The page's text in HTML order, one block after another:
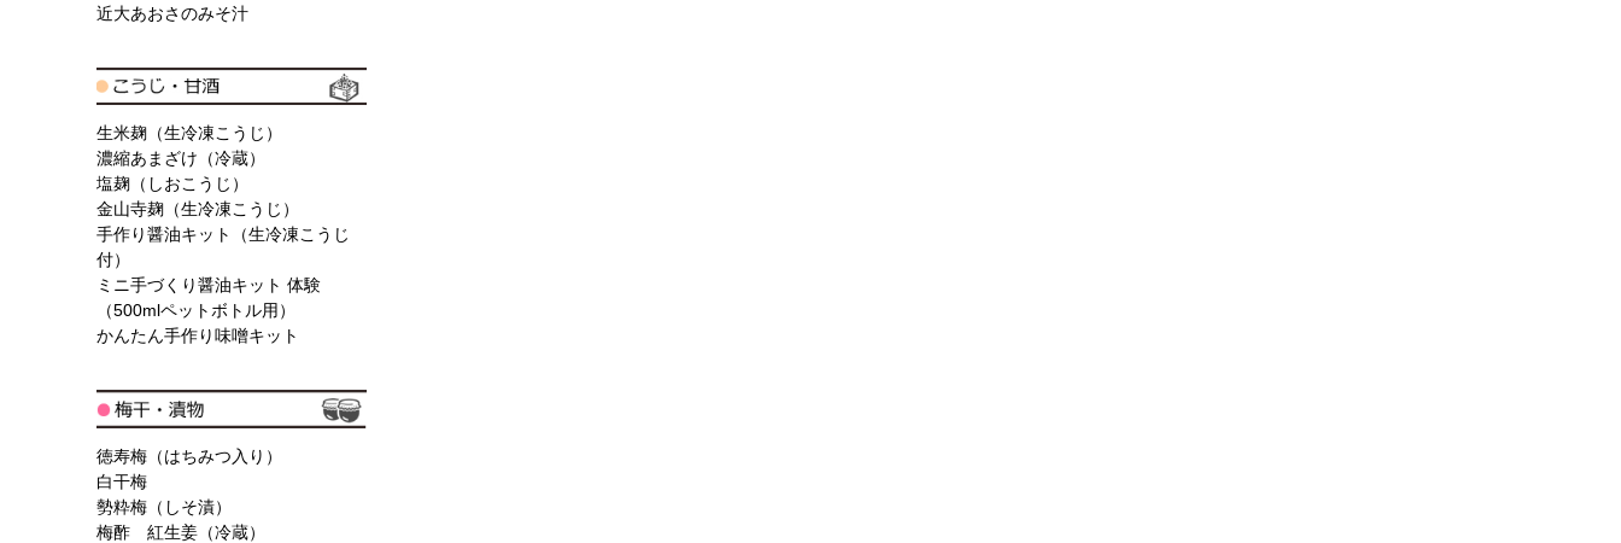
近大あおさのみそ汁
生米麹（生冷凍こうじ）
濃縮あまざけ（冷蔵）
塩麹（しおこうじ）
金山寺麹（生冷凍こうじ）
手作り醤油キット（生冷凍こうじ
付）
ミニ手づくり醤油キット 体験
（500mlペットボトル用）
かんたん手作り味噌キット
徳寿梅（はちみつ入り）
白干梅
勢粋梅（しそ漬）
梅酢 紅生姜（冷蔵）